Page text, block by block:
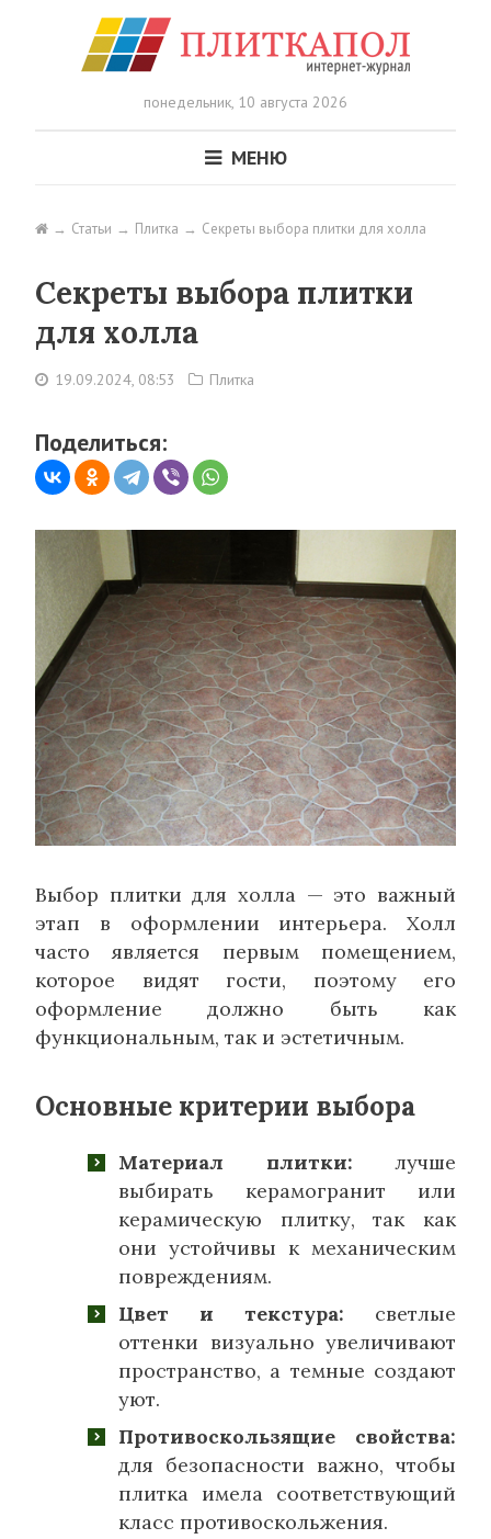
понедельник, 10 августа 2026
МЕНЮ
Статьи Плитка Секреты выбора плитки для холла
Секреты выбора плитки
для холла
19.09.2024, 08:53 Плитка
Поделиться:
Выбор плитки для холла — это важный
этап в оформлении интерьера. Холл
часто является первым помещением,
которое видят гости, поэтому его
оформление должно быть как
функциональным, так и эстетичным.
Основные критерии выбора
Материал плитки: лучше
выбирать керамогранит или
керамическую плитку, так как
они устойчивы к механическим
повреждениям.
Цвет и текстура: светлые
оттенки визуально увеличивают
пространство, а темные создают
уют.
Противоскользящие свойства:
для безопасности важно, чтобы
плитка имела соответствующий
класс противоскольжения.